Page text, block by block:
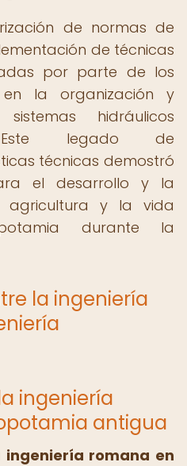
de normas de
de técnicas
por parte de los
en la organización y
hidráulicos
Este legado de
técnicas demostró
el desarrollo y la
agricultura y la vida
durante la
la ingeniería
ingeniería
antigua
ingeniería romana en